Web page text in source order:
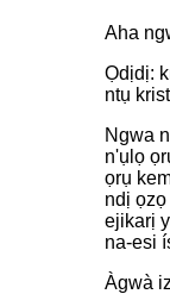
Aha
Ọdịdị:
ntụ
Ngwa
n'ụlọ
ọrụ
ndị
ejikarị
na-esi
Àgwà